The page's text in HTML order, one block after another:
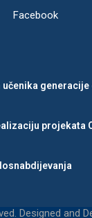
Facebook
generacije
projekata
Designed and